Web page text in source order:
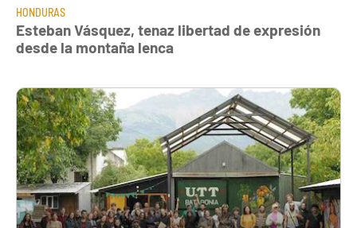
HONDURAS
Esteban Vásquez, tenaz libertad de expresión
desde la montaña lenca